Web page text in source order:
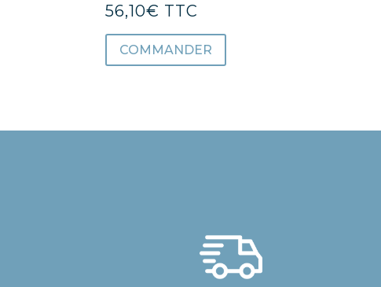
56,10€ TTC
COMMANDER